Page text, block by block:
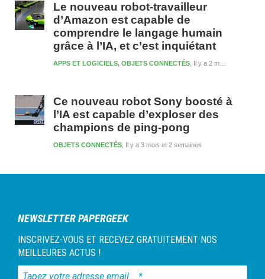
Le nouveau robot-travailleur
d’Amazon est capable de
comprendre le langage humain
grâce à l’IA, et c’est inquiétant
Il y a 2 mois et 5 jours
APPS ET LOGICIELS, OBJETS CONNECTÉS
Ce nouveau robot Sony boosté à
l’IA est capable d’exploser des
champions de ping-pong
Il y a 3 mois et 2 semaines
OBJETS CONNECTÉS
NEWSLETTER PAPERGEEK
INSCRIVEZ-VOUS ET RECEVEZ GRATUITEMENT NOS
MEILLEURES ACTUS !
Tapez